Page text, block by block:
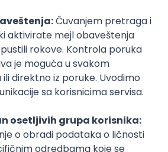
Technologies
Jenkins DevOps
Bash